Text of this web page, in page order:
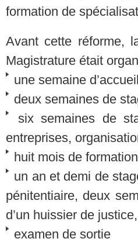
formation de
Avant cette réforme,
Magistrature était
une semaine
deux semaines de
six semaines de
entreprises,
huit mois de
un an et demi de
pénitentiaire, deux
d’un huissier de justice,
examen de sortie